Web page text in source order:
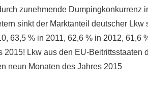
zunehmende Dumpingkonkurrenz
sinkt der Marktanteil deutscher
63,5 % in 2011, 62,6 % in 2012, 61,6
2015! Lkw aus den EU-
neun Monaten des Jahres 2015